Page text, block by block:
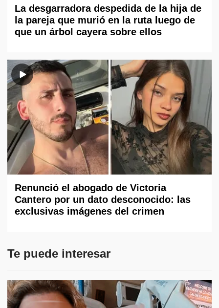
La desgarradora despedida de la hija de
la pareja que murió en la ruta luego de
que un árbol cayera sobre ellos
Renunció el abogado de Victoria
Cantero por un dato desconocido: las
exclusivas imágenes del crimen
Te puede interesar